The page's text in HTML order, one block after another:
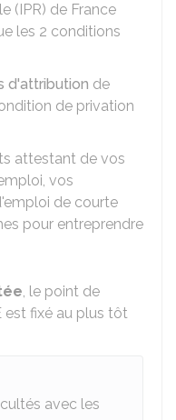
(IPR) de France
les 2 conditions
d'attribution de
de privation
attestant de vos
vos
de courte
pour entreprendre
, le point de
est fixé au plus tôt
avec les